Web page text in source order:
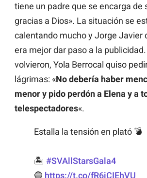
tiene un padre que se encarga de
gracias a Dios». La situación se
calentando mucho y Jorge Javier
era mejor dar paso a la
volvieron, Yola Berrocal quiso
lágrimas: «No debería haber
menor y pido perdón a Elena y a
telespectadores«.
Estalla la tensión en plató 💣
🏝️ #SVAllStarsGala4
🔵 https://t.co/fR6iCIEhVU